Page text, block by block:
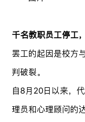
千名教职员工停工
罢工的起因是校方
判破裂。
自8月20日以来，
理员和心理顾问的